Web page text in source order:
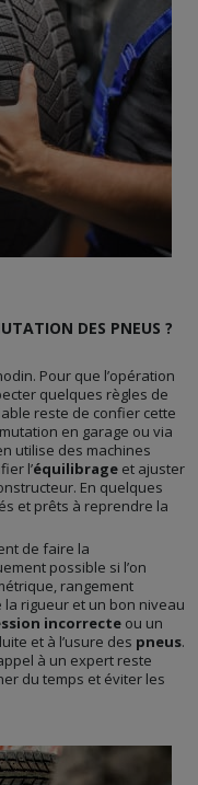
DES PNEUS ?
Pour que l’opération
quelques règles de
reste de confier cette
en garage ou via
utilise des machines
l’équilibrage et ajuster
En quelques
et prêts à reprendre la
de faire la
possible si l’on
rangement
rigueur et un bon niveau
incorrecte ou un
et à l’usure des pneus.
à un expert reste
du temps et éviter les